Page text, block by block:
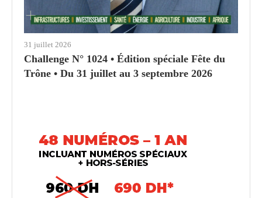
31 juillet 2026
Challenge N° 1024 • Édition spéciale Fête du
Trône • Du 31 juillet au 3 septembre 2026